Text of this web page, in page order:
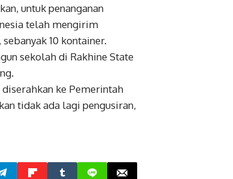
untuk penanganan
telah mengirim
10 kontainer.
sekolah di Rakhine State
ke Pemerintah
tidak ada lagi pengusiran,